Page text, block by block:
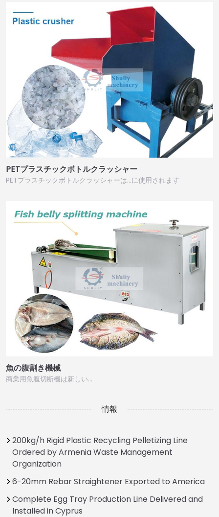
PETプラスチックボトルクラッシャー
PETプラスチックボトルクラッシャーは…に使用されます
魚の腹割き機械
商業用魚腹切断機は新しい…
情報
200kg/h Rigid Plastic Recycling Pelletizing Line
Ordered by Armenia Waste Management
Organization
6-20mm Rebar Straightener Exported to America
Complete Egg Tray Production Line Delivered and
Installed in Cyprus